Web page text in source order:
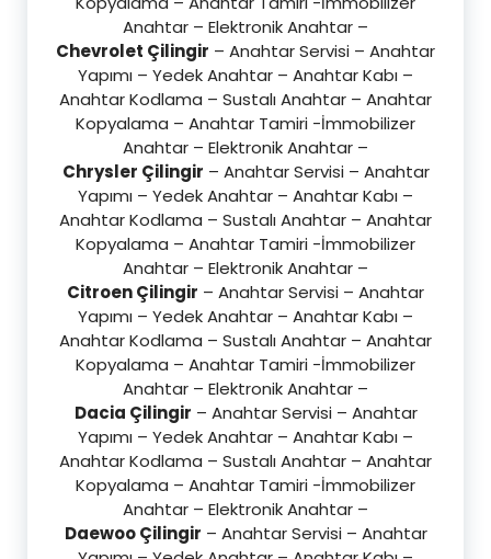
Anahtar – Elektronik Anahtar –
Chevrolet Çilingir – Anahtar Servisi – Anahtar
Yapımı – Yedek Anahtar – Anahtar Kabı –
Anahtar Kodlama – Sustalı Anahtar – Anahtar
Kopyalama – Anahtar Tamiri -İmmobilizer
Anahtar – Elektronik Anahtar –
Chrysler Çilingir – Anahtar Servisi – Anahtar
Yapımı – Yedek Anahtar – Anahtar Kabı –
Anahtar Kodlama – Sustalı Anahtar – Anahtar
Kopyalama – Anahtar Tamiri -İmmobilizer
Anahtar – Elektronik Anahtar –
Citroen Çilingir – Anahtar Servisi – Anahtar
Yapımı – Yedek Anahtar – Anahtar Kabı –
Anahtar Kodlama – Sustalı Anahtar – Anahtar
Kopyalama – Anahtar Tamiri -İmmobilizer
Anahtar – Elektronik Anahtar –
Dacia Çilingir – Anahtar Servisi – Anahtar
Yapımı – Yedek Anahtar – Anahtar Kabı –
Anahtar Kodlama – Sustalı Anahtar – Anahtar
Kopyalama – Anahtar Tamiri -İmmobilizer
Anahtar – Elektronik Anahtar –
Daewoo Çilingir – Anahtar Servisi – Anahtar